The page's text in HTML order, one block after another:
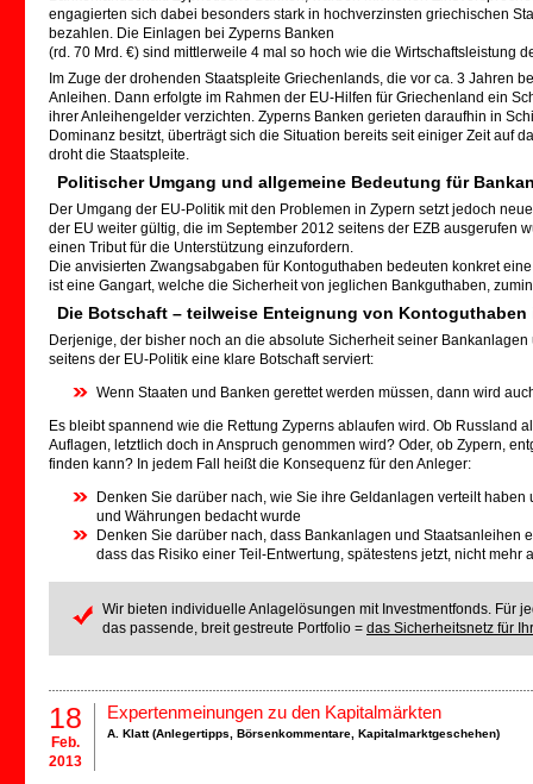
engagierten sich dabei besonders stark in hochverzinsten griechischen
bezahlen. Die Einlagen bei Zyperns Banken
(rd. 70 Mrd. €) sind mittlerweile 4 mal so hoch wie die Wirtschaftsleistung
Im Zuge der drohenden Staatspleite Griechenlands, die vor ca. 3 Jahren
Anleihen. Dann erfolgte im Rahmen der EU-Hilfen für Griechenland ein
ihrer Anleihengelder verzichten. Zyperns Banken gerieten daraufhin in
Dominanz besitzt, überträgt sich die Situation bereits seit einiger Zeit auf
droht die Staatspleite.
Politischer Umgang und allgemeine Bedeutung für
Der Umgang der EU-Politik mit den Problemen in Zypern setzt jedoch
der EU weiter gültig, die im September 2012 seitens der EZB ausgerufen
einen Tribut für die Unterstützung einzufordern.
Die anvisierten Zwangsabgaben für Kontoguthaben bedeuten konkret
ist eine Gangart, welche die Sicherheit von jeglichen Bankguthaben,
Die Botschaft – teilweise Enteignung von Kontoguthaben
Derjenige, der bisher noch an die absolute Sicherheit seiner
seitens der EU-Politik eine klare Botschaft serviert:
Wenn Staaten und Banken gerettet werden müssen, dann wird
Es bleibt spannend wie die Rettung Zyperns ablaufen wird. Ob Russland
Auflagen, letztlich doch in Anspruch genommen wird? Oder, ob Zypern,
finden kann? In jedem Fall heißt die Konsequenz für den Anleger:
Denken Sie darüber nach, wie Sie ihre Geldanlagen verteilt
und Währungen bedacht wurde
Denken Sie darüber nach, dass Bankanlagen und
dass das Risiko einer Teil-Entwertung, spätestens jetzt, nicht mehr
Wir bieten individuelle Anlagelösungen mit Investmentfonds. Für
das passende, breit gestreute Portfolio = das Sicherheitsnetz für
18
Feb.
2013
Expertenmeinungen zu den Kapitalmärkten
A. Klatt (Anlegertipps Börsenkommentare Kapitalmarktgeschehen)